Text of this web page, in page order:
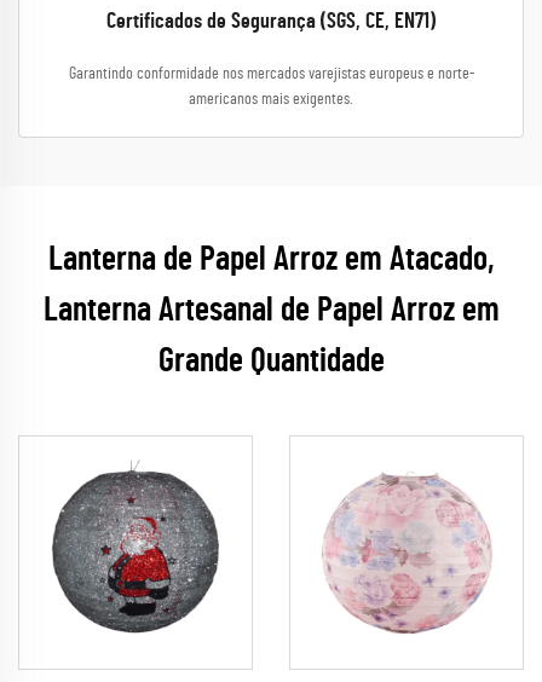
Certificados de Segurança (SGS, CE, EN71)
Garantindo conformidade nos mercados varejistas europeus e norte-
americanos mais exigentes.
Lanterna de Papel Arroz em Atacado,
Lanterna Artesanal de Papel Arroz em
Grande Quantidade